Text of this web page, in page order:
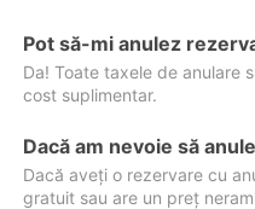
Pot să-mi anulez
Da! Toate taxele de anulare
cost suplimentar.
Dacă am nevoie să
Dacă aveți o rezervare cu
gratuit sau are un preț